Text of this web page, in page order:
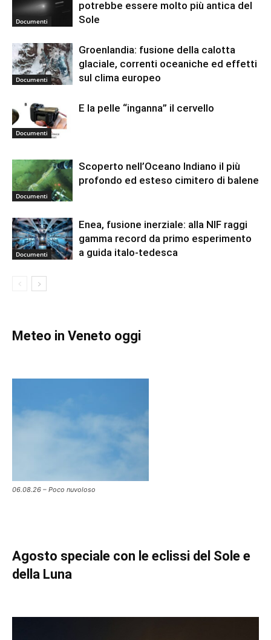
Documenti
potrebbe essere molto più antica del
Sole
Documenti
Groenlandia: fusione della calotta
glaciale, correnti oceaniche ed effetti
sul clima europeo
Documenti
E la pelle “inganna” il cervello
Documenti
Scoperto nell’Oceano Indiano il più
profondo ed esteso cimitero di balene
Documenti
Enea, fusione inerziale: alla NIF raggi
gamma record da primo esperimento
a guida italo-tedesca
Meteo in Veneto oggi
06.08.26 – Poco nuvoloso
Agosto speciale con le eclissi del Sole e
della Luna